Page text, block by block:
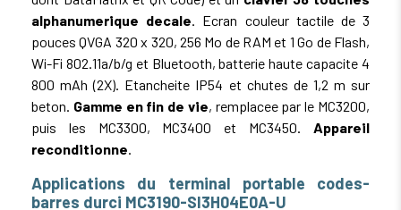
alphanumerique decale . Ecran couleur tactile de 3
pouces QVGA 320 x 320, 256 Mo de RAM et 1 Go de Flash,
Wi-Fi 802.11a/b/g et Bluetooth, batterie haute capacite 4
800 mAh (2X). Etancheite IP54 et chutes de 1,2 m sur
beton. Gamme en fin de vie, remplacee par le MC3200,
puis les MC3300, MC3400 et MC3450. Appareil
reconditionne
Applications du terminal portable codes-
barres durci MC3190-SI3H04E0A-U